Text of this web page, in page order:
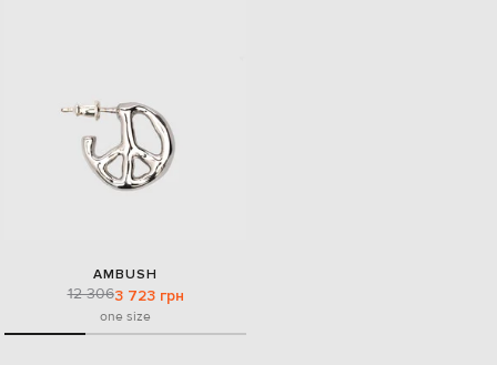
AMBUSH
12 3063 723 грн
one size